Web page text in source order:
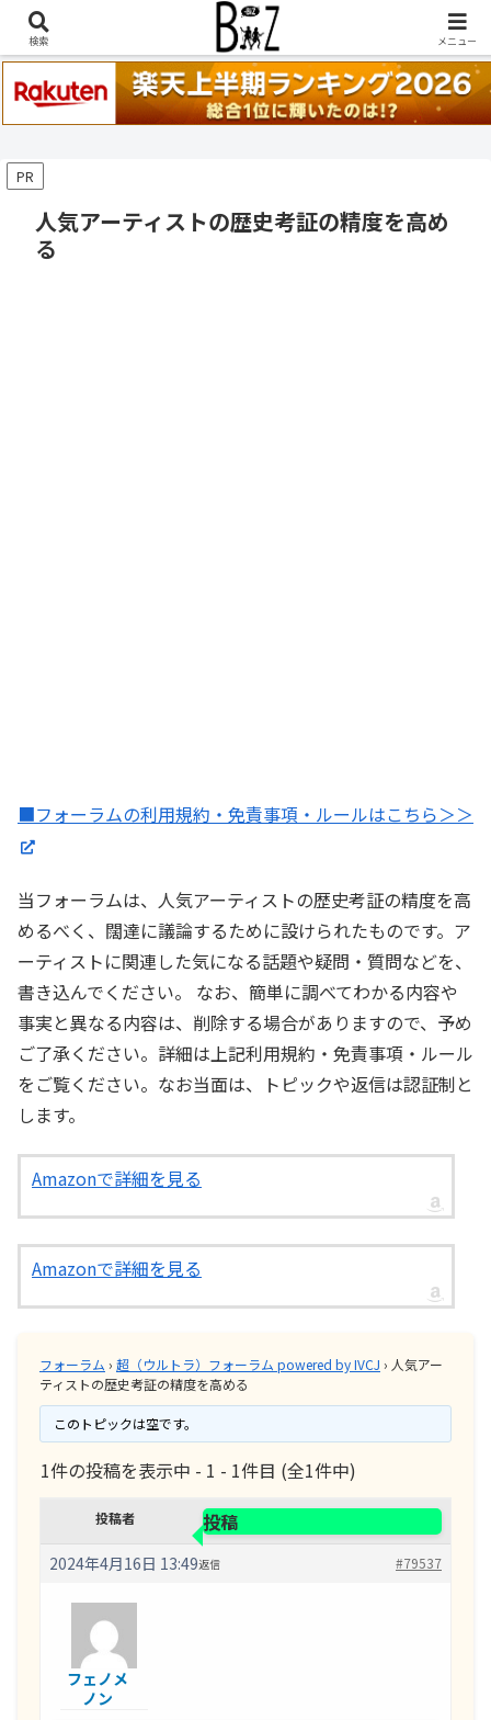
稲葉浩志『en-Zepp』『enⅣ』セトリ一覧はこちら
PR
人気アーティストの歴史考証の精度を高め
る
■フォーラムの利用規約・免責事項・ルールはこちら＞＞
当フォーラムは、人気アーティストの歴史考証の精度を高
めるべく、闊達に議論するために設けられたものです。ア
ーティストに関連した気になる話題や疑問・質問などを、
書き込んでください。 なお、簡単に調べてわかる内容や
事実と異なる内容は、削除する場合がありますので、予め
ご了承ください。詳細は上記利用規約・免責事項・ルール
をご覧ください。なお当面は、トピックや返信は認証制と
します。
Amazonで詳細を見る
Amazonで詳細を見る
フォーラム › 超（ウルトラ）フォーラム powered by IVCJ › 人気アー
ティストの歴史考証の精度を高める
このトピックは空です。
1件の投稿を表示中 - 1 - 1件目 (全1件中)
投稿者 投稿
2024年4月16日 13:49 #79537
返信
フェノメ
ノン
検索 メニュー